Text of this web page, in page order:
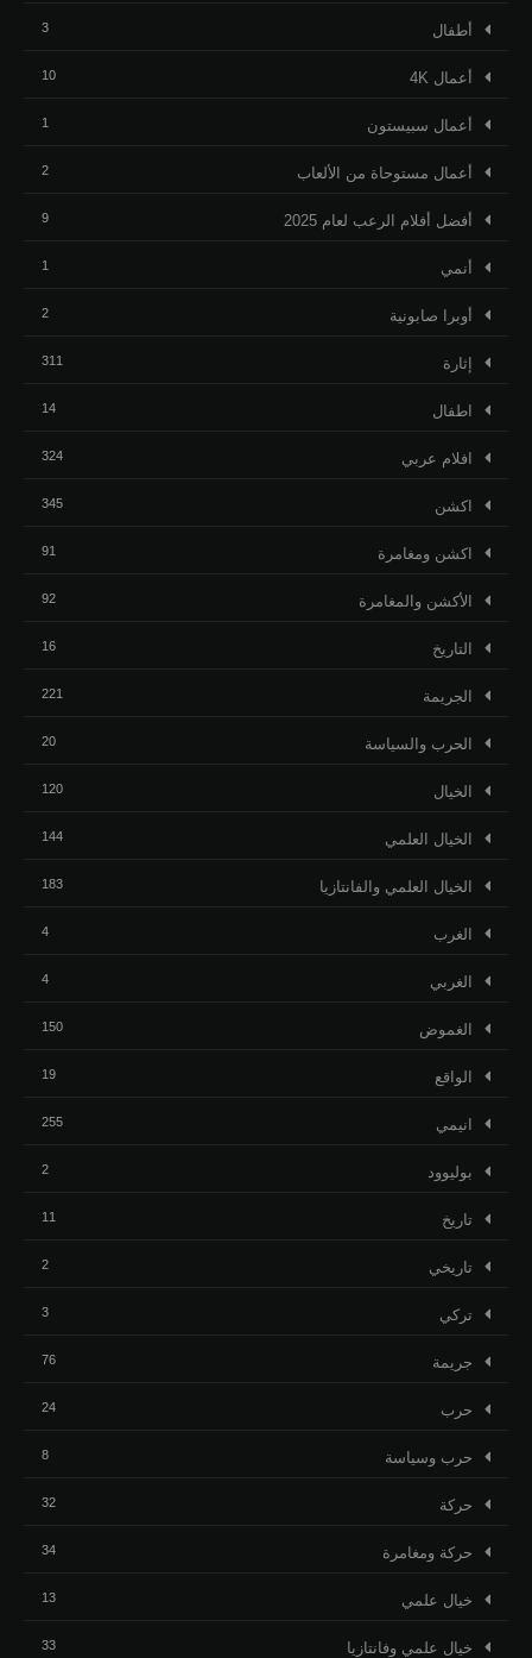
أطفال 3
أعمال 4K 10
أعمال سبيستون 1
أعمال مستوحاة من الألعاب 2
أفضل أفلام الرعب لعام 2025 9
أنمي 1
أوبرا صابونية 2
إثارة 311
اطفال 14
افلام عربي 324
اكشن 345
اكشن ومغامرة 91
الأكشن والمغامرة 92
التاريخ 16
الجريمة 221
الحرب والسياسة 20
الخيال 120
الخيال العلمي 144
الخيال العلمي والفانتازيا 183
الغرب 4
الغربي 4
الغموض 150
الواقع 19
انيمي 255
بوليوود 2
تاريخ 11
تاريخي 2
تركي 3
جريمة 76
حرب 24
حرب وسياسة 8
حركة 32
حركة ومغامرة 34
خيال علمي 13
خيال علمي وفانتازيا 33